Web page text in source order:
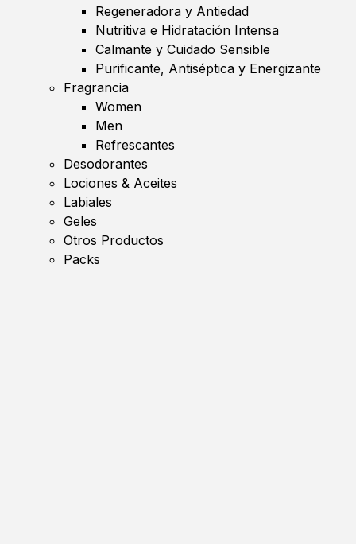
Regeneradora y Antiedad
Nutritiva e Hidratación Intensa
Calmante y Cuidado Sensible
Purificante, Antiséptica y Energizante
Fragrancia
Women
Men
Refrescantes
Desodorantes
Lociones & Aceites
Labiales
Geles
Otros Productos
Packs